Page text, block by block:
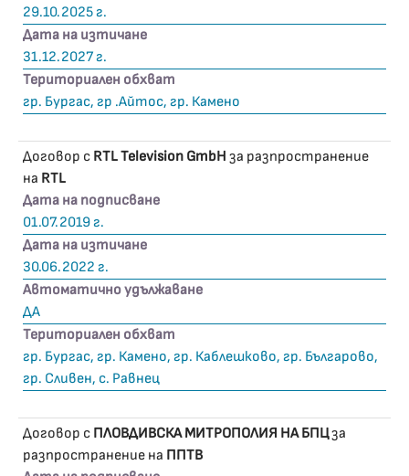
29.10.2025 г.
Дата на изтичане
31.12.2027 г.
Териториален обхват
гр. Бургас, гр .Айтос, гр. Камено
Договор с RTL Television GmbH за разпространение
на RTL
Дата на подписване
01.07.2019 г.
Дата на изтичане
30.06.2022 г.
Автоматично удължаване
ДА
Териториален обхват
гр. Бургас, гр. Камено, гр. Каблешково, гр. Българово,
гр. Сливен, с. Равнец
Договор с ПЛОВДИВСКА МИТРОПОЛИЯ НА БПЦза
разпространение на ППТВ